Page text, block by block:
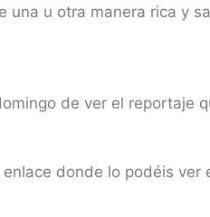
una u otra manera rica y
de ver el reportaje
donde lo podéis ver